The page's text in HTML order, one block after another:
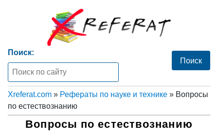
Поиск:
Xreferat.com » Рефераты по науке и технике » Вопросы
по естествознанию
Вопросы по естествознанию